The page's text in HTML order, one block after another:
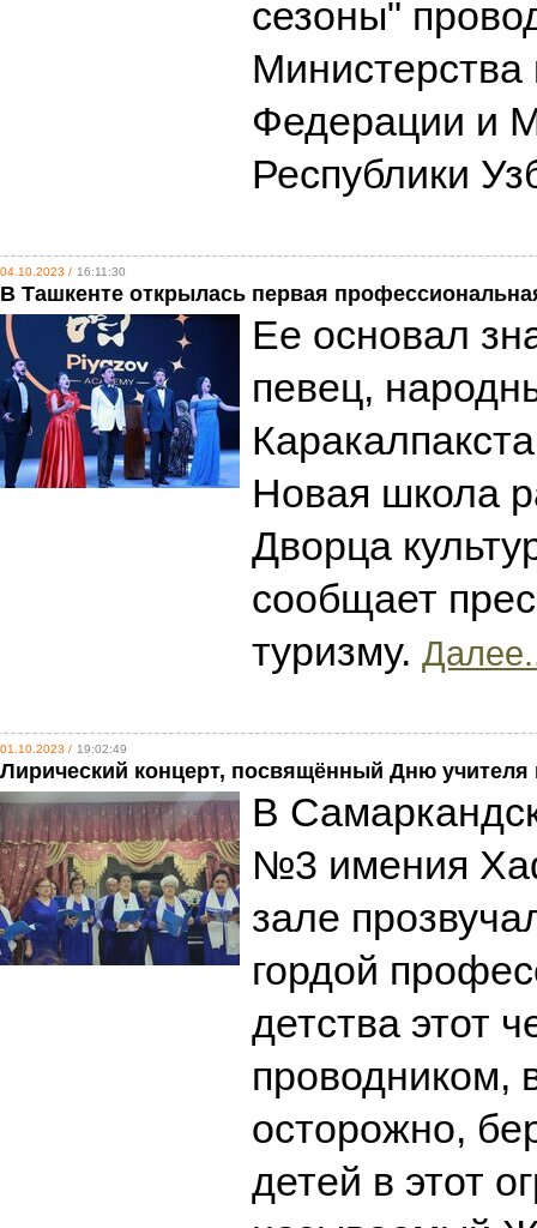
сезоны"
Министерства
Федерации и
Республики
04.10.2023 / 16:11:30
В Ташкенте открылась первая
Ее основал
певец,
Новая школа
Дворца
сообщает
туризму.
01.10.2023 / 19:02:49
Лирический концерт, посвящённый Дню учителя
В
№3 имения
зале
гордой
детства этот
проводником,
осторожно,
детей в этот